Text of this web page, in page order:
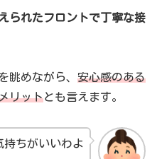
られたフロントで丁寧な接
眺めながら、 安心感のある
リットとも言えます。
持ちがいいわよ